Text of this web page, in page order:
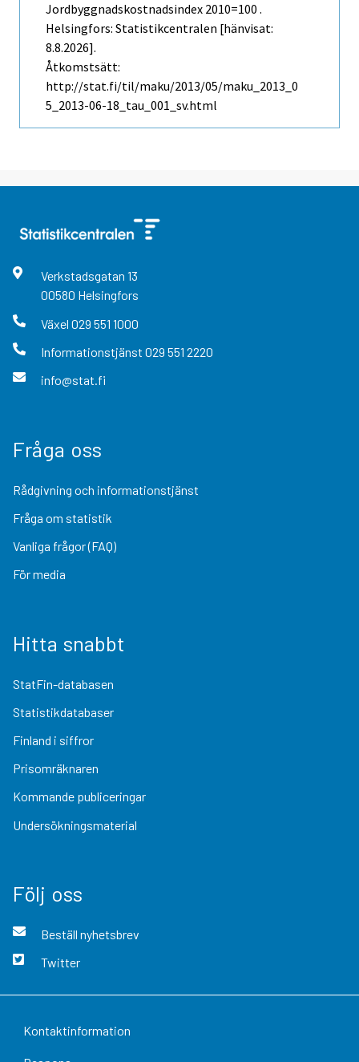
Jordbyggnadskostnadsindex 2010=100 .
Helsingfors: Statistikcentralen [hänvisat:
8.8.2026].
Åtkomstsätt:
http://stat.fi/til/maku/2013/05/maku_2013_0
5_2013-06-18_tau_001_sv.html
Verkstadsgatan 13
00580 Helsingfors
Växel 029 551 1000
Informationstjänst 029 551 2220
info@stat.fi
Fråga oss
Rådgivning och informationstjänst
Fråga om statistik
Vanliga frågor (FAQ)
För media
Hitta snabbt
StatFin-databasen
Statistikdatabaser
Finland i siffror
Prisomräknaren
Kommande publiceringar
Undersökningsmaterial
Följ oss
Beställ nyhetsbrev
Twitter
Kontaktinformation